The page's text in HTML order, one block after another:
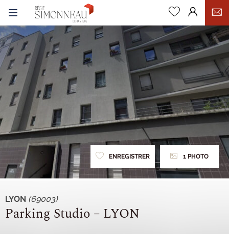
0
ENREGISTRER 1 PHOTO
LYON (69003)
Parking Studio – LYON